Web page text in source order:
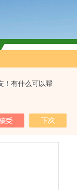
！有什么可以帮